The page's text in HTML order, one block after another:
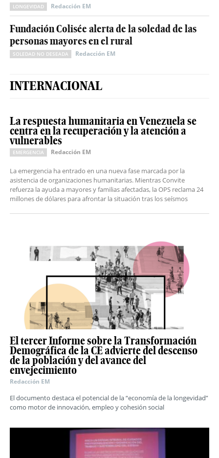
LONGEVIDAD Redacción EM
Fundación Colisée alerta de la soledad de las
personas mayores en el rural
SOLEDAD NO DESEADA Redacción EM
INTERNACIONAL
La respuesta humanitaria en Venezuela se
centra en la recuperación y la atención a
vulnerables
EMERGENCIA Redacción EM
La emergencia ha entrado en una nueva fase marcada por la
asistencia de organizaciones humanitarias. Mientras Convite
refuerza la ayuda a mayores y familias afectadas, la OPS reclama 24
millones de dólares para afrontar la situación tras los seísmos
El tercer Informe sobre la Transformación
Demográfica de la CE advierte del descenso
de la población y del avance del
envejecimiento
Redacción EM
El documento destaca el potencial de la “economía de la longevidad”
como motor de innovación, empleo y cohesión social